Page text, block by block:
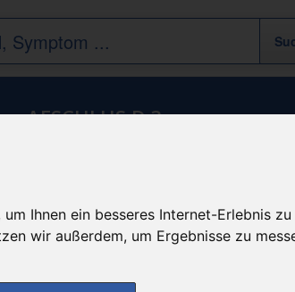
Ihnen ein besseres Internet-Erlebnis
wir außerdem, um Ergebnisse zu
AESCULUS D 3